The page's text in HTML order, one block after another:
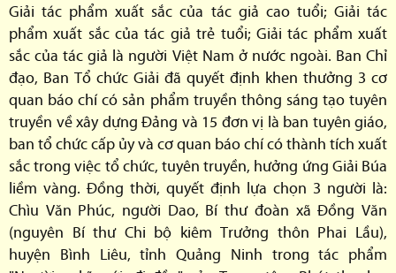
Giải tác phẩm xuất sắc của tác giả cao tuổi; Giải tác
phẩm xuất sắc của tác giả trẻ tuổi; Giải tác phẩm xuất
sắc của tác giả là người Việt Nam ở nước ngoài. Ban Chỉ
đạo, Ban Tổ chức Giải đã quyết định khen thưởng 3 cơ
quan báo chí có sản phẩm truyền thông sáng tạo tuyên
truyền về xây dựng Đảng và 15 đơn vị là ban tuyên giáo,
ban tổ chức cấp ủy và cơ quan báo chí có thành tích xuất
sắc trong việc tổ chức, tuyên truyền, hưởng ứng Giải Búa
liềm vàng. Đồng thời, quyết định lựa chọn 3 người là:
Chìu Văn Phúc, người Dao, Bí thư đoàn xã Đồng Văn
(nguyên Bí thư Chi bộ kiêm Trưởng thôn Phai Lầu),
huyện Bình Liêu, tỉnh Quảng Ninh trong tác phẩm